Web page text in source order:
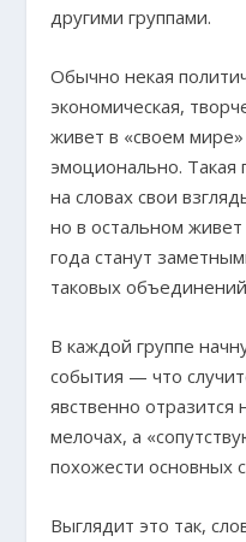
другими группами.
Обычно некая
экономическая,
живет в «своем
эмоционально. Такая
на словах свои
но в остальном
года станут
таковых
В каждой группе
события — что
явственно отразится
мелочах, а
похожести основных
Выглядит это так,